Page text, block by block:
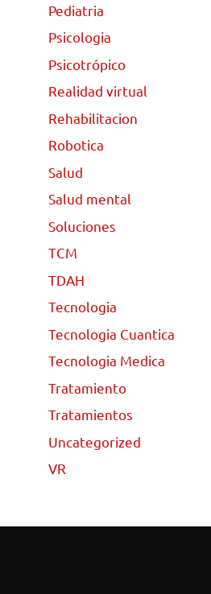
Pediatria
Psicologia
Psicotrópico
Realidad virtual
Rehabilitacion
Robotica
Salud
Salud mental
Soluciones
TCM
TDAH
Tecnologia
Tecnologia Cuantica
Tecnologia Medica
Tratamiento
Tratamientos
Uncategorized
VR